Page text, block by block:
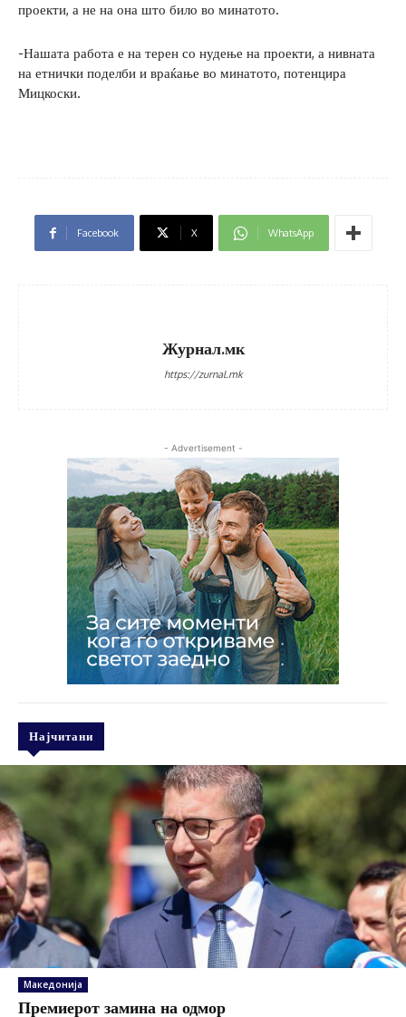
проекти, а не на она што било во минатото.
-Нашата работа е на терен со нудење на проекти, а нивната
на етнички поделби и враќање во минатото, потенцира
Мицкоски.
Facebook X WhatsApp
Журнал.мк
https://zurnal.mk
- Advertisement -
Најчитани
Македонија
Премиерот замина на одмор